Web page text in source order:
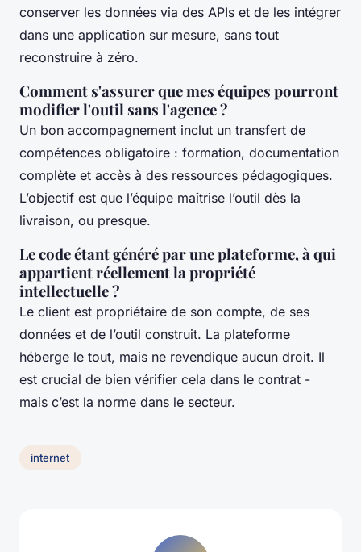
conserver les données via des APIs et de les intégrer
dans une application sur mesure, sans tout
reconstruire à zéro.
Comment s'assurer que mes équipes pourront
modifier l'outil sans l'agence ?
Un bon accompagnement inclut un transfert de
compétences obligatoire : formation, documentation
complète et accès à des ressources pédagogiques.
L’objectif est que l’équipe maîtrise l’outil dès la
livraison, ou presque.
Le code étant généré par une plateforme, à qui
appartient réellement la propriété
intellectuelle ?
Le client est propriétaire de son compte, de ses
données et de l’outil construit. La plateforme
héberge le tout, mais ne revendique aucun droit. Il
est crucial de bien vérifier cela dans le contrat -
mais c’est la norme dans le secteur.
internet